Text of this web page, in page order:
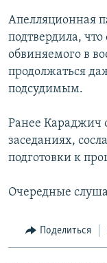
ПОДПИШИТЕСЬ
СОЦИАЛЬНЫЕ СЕТИ
Все сайты РСЕ/
Апелляционная
подтвердила,
обвиняемого в
продолжаться
подсудимым.
Ранее Караджич
заседаниях,
подготовки к
Очередные
Поделиться